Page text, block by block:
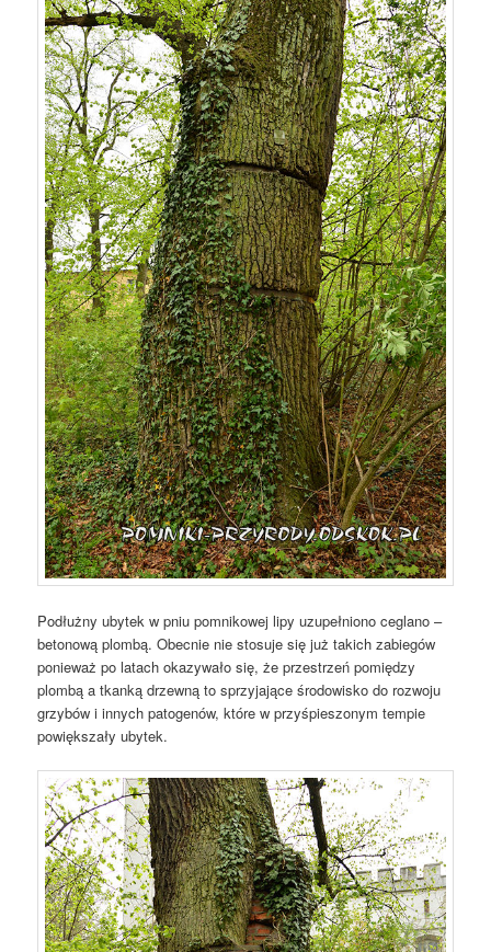
Podłużny ubytek w pniu pomnikowej lipy uzupełniono ceglano –
betonową plombą. Obecnie nie stosuje się już takich zabiegów
ponieważ po latach okazywało się, że przestrzeń pomiędzy
plombą a tkanką drzewną to sprzyjające środowisko do rozwoju
grzybów i innych patogenów, które w przyśpieszonym tempie
powiększały ubytek.